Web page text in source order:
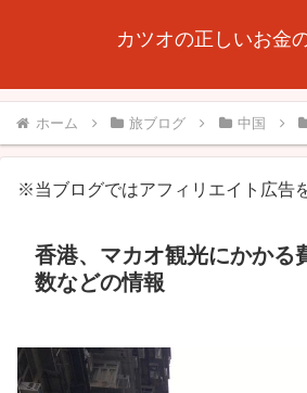
カツオの正しいお金
ホーム 旅ブログ 中国
※当ブログではアフィリエイト広告
香港、マカオ観光にかかる
数などの情報